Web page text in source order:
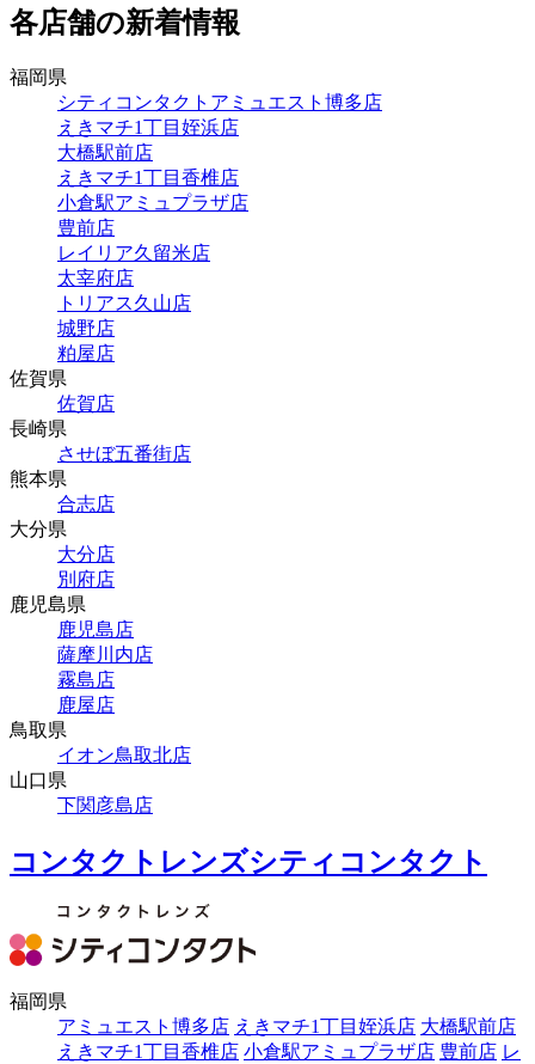
各店舗の新着情報
福岡県
シティコンタクトアミュエスト博多店
えきマチ1丁目姪浜店
大橋駅前店
えきマチ1丁目香椎店
小倉駅アミュプラザ店
豊前店
レイリア久留米店
太宰府店
トリアス久山店
城野店
粕屋店
佐賀県
佐賀店
長崎県
させぼ五番街店
熊本県
合志店
大分県
大分店
別府店
鹿児島県
鹿児島店
薩摩川内店
霧島店
鹿屋店
鳥取県
イオン鳥取北店
山口県
下関彦島店
コンタクトレンズシティコンタクト
福岡県
アミュエスト博多店 えきマチ1丁目姪浜店 大橋駅前店
えきマチ1丁目香椎店 小倉駅アミュプラザ店 豊前店 レ